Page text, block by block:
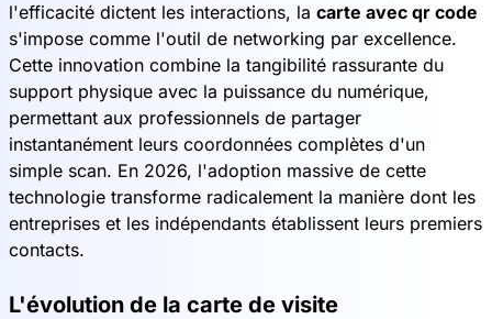
l'efficacité dictent les interactions, la carte avec qr code
s'impose comme l'outil de networking par excellence.
Cette innovation combine la tangibilité rassurante du
support physique avec la puissance du numérique,
permettant aux professionnels de partager
instantanément leurs coordonnées complètes d'un
simple scan. En 2026, l'adoption massive de cette
technologie transforme radicalement la manière dont les
entreprises et les indépendants établissent leurs premiers
contacts.
L'évolution de la carte de visite